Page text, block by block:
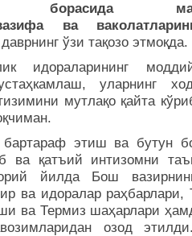
борасида
ва
даврнинг ўзи тақозо этмоқда.
идораларининг
уларнинг
мутлақо қайта
этиш ва бутун
ва қатъий интизомни
йилда Бош
ва идоралар раҳбарлари,
ва Термиз шаҳарлари
озод